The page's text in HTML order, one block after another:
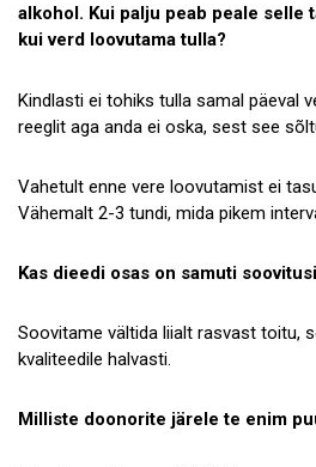
alkohol. Kui palju peab peale selle
kui verd loovutama tulla?
Kindlasti ei tohiks tulla samal päeval
reeglit aga anda ei oska, sest see
Vahetult enne vere loovutamist ei
Vähemalt 2-3 tundi, mida pikem
Kas dieedi osas on samuti
Soovitame vältida liialt rasvast toitu,
kvaliteedile halvasti.
Milliste doonorite järele te enim